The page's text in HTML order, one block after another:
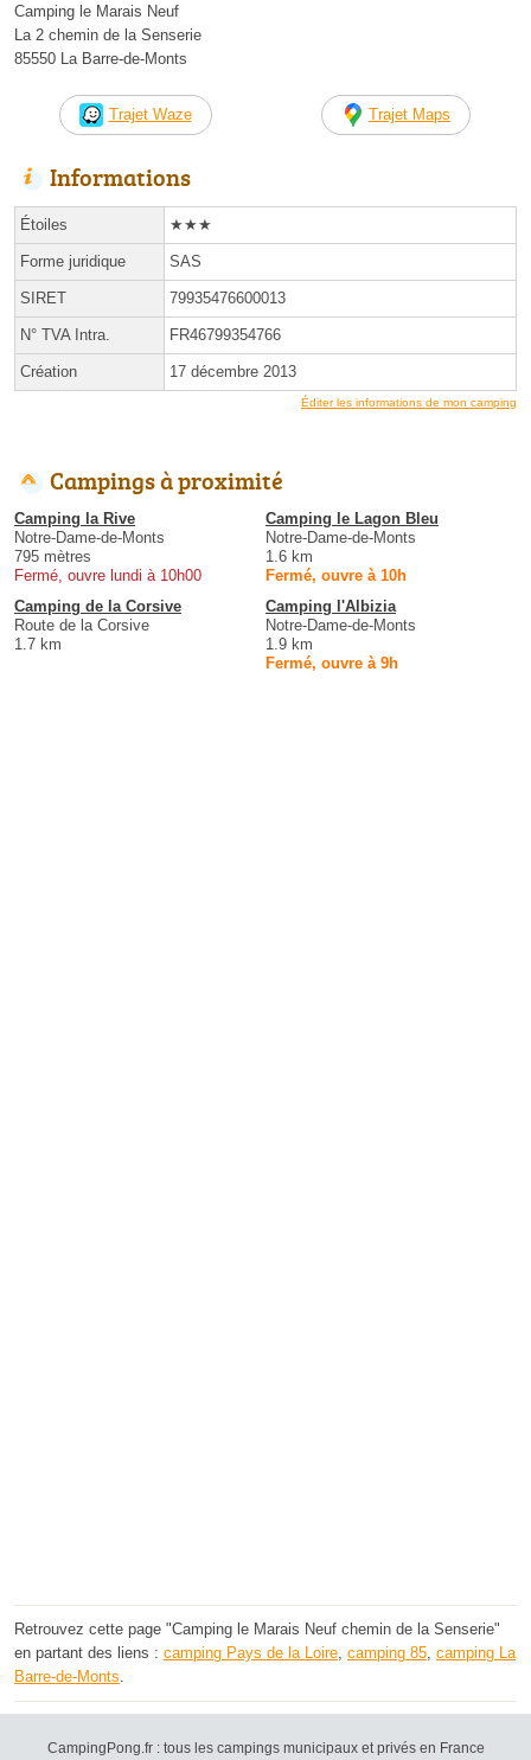
Camping le Marais Neuf
La 2 chemin de la Senserie
85550 La Barre-de-Monts
Trajet Waze Trajet Maps
Informations
Étoiles ★★★
Forme juridique SAS
SIRET 79935476600013
N° TVA Intra. FR46799354766
Création 17 décembre 2013
Éditer les informations de mon camping
Campings à proximité
Camping la Rive
Notre-Dame-de-Monts
795 mètres
Fermé, ouvre lundi à 10h00
Camping le Lagon Bleu
Notre-Dame-de-Monts
1.6 km
Fermé, ouvre à 10h
Camping de la Corsive
Route de la Corsive
1.7 km
Camping l'Albizia
Notre-Dame-de-Monts
1.9 km
Fermé, ouvre à 9h
Retrouvez cette page "Camping le Marais Neuf chemin de la Senserie"
en partant des liens : camping Pays de la Loire camping 85 camping La
Barre-de-Monts
CampingPong.fr : tous les campings municipaux et privés en France